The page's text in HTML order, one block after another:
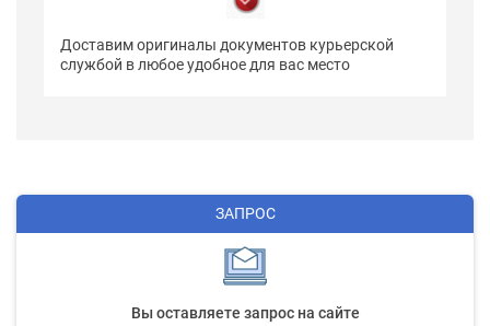
Доставим оригиналы документов курьерской
службой в любое удобное для вас место
ЗАПРОС
Вы оставляете запрос на сайте